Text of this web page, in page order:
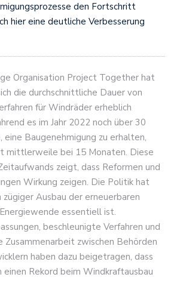
den Fortschritt
hier eine deutliche Verbesserung
Organisation Project Together hat
die durchschnittliche Dauer von
für Windräder erheblich
es im Jahr 2022 noch über 30
Baugenehmigung zu erhalten,
mittlerweile bei 15 Monaten. Diese
zeigt, dass Reformen und
Wirkung zeigen. Die Politik hat
zügiger Ausbau der erneuerbaren
essentiell ist.
beschleunigte Verfahren und
Zusammenarbeit zwischen Behörden
haben dazu beigetragen, dass
einen Rekord beim Windkraftausbau